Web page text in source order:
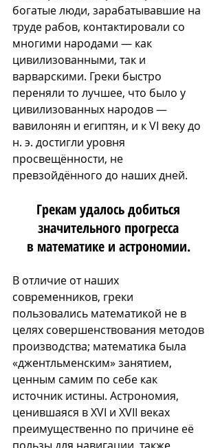
богатые люди, зарабатывавшие на
труде рабов, контактировали со
многими народами — как
цивилизованными, так и
варварскими. Греки быстро
переняли то лучшее, что было у
цивилизованных народов —
вавилонян и египтян, и к VI веку до
н. э. достигли уровня
просвещённости, не
превзойдённого до наших дней.
Грекам удалось добиться
значительного прогресса
в математике и астрономии.
В отличие от наших
современников, греки
пользовались математикой не в
целях совершенствования методов
производства; математика была
«джентльменским» занятием,
ценным самим по себе как
источник истины. Астрономия,
ценившаяся в XVI и XVII веках
преимущественно по причине её